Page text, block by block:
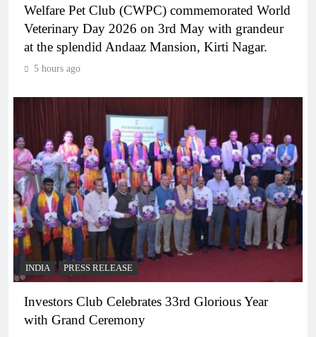
Welfare Pet Club (CWPC) commemorated World
Veterinary Day 2026 on 3rd May with grandeur
at the splendid Andaaz Mansion, Kirti Nagar.
5 hours ago
INDIA PRESS RELEASE
Investors Club Celebrates 33rd Glorious Year
with Grand Ceremony